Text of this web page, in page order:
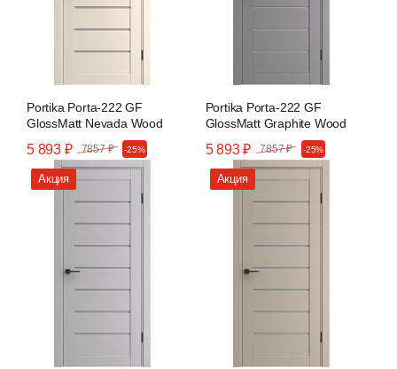
Portika Porta-222 GF
GlossMatt Nevada Wood
5 893 ₽ 7857 ₽ -25%
Portika Porta-222 GF
GlossMatt Graphite Wood
5 893 ₽ 7857 ₽ -25%
Акция Акция